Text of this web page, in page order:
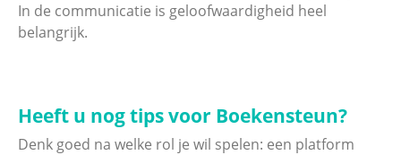
In de communicatie is geloofwaardigheid heel
belangrijk.
Heeft u nog tips voor Boekensteun?
Denk goed na welke rol je wil spelen: een platform